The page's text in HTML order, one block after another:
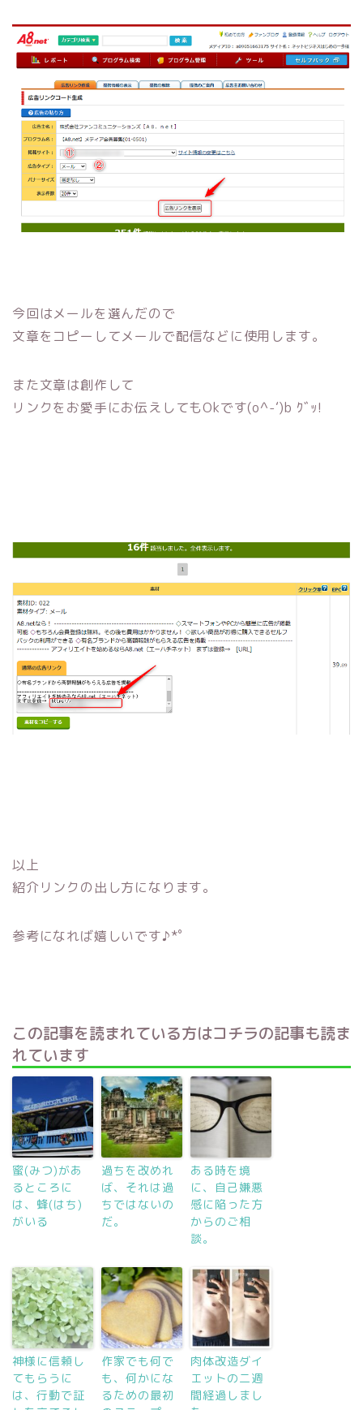
今回はメールを選んだので
文章をコピーしてメールで配信などに使用します。
また文章は創作して
リンクをお愛手にお伝えしてもOkです(o^-‘)b ｸﾞｯ!
以上
紹介リンクの出し方になります。
参考になれば嬉しいです♪*ﾟ
この記事を読まれている方はコチラの記事も読ま
れています
蜜(みつ)があ
るところに
は、蜂(はち)
がいる
過ちを改めれ
ば、それは過
ちではないの
だ。
ある時を境
に、自己嫌悪
感に陥った方
からのご相
談。
神様に信頼し
てもらうに
は、行動で証
作家でも何で
も、何かにな
るための最初
肉体改造ダイ
エットの二週
間経過しまし